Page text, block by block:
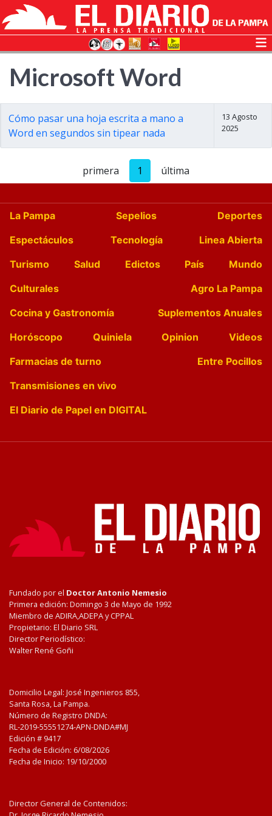
Microsoft Word
Cómo pasar una hoja escrita a mano a
Word en segundos sin tipear nada
13 Agosto
2025
primera 1 última
La Pampa Sepelios
Deportes
Espectáculos
Tecnología
Linea Abierta
Turismo
Salud Edictos País
Mundo
Culturales
Agro La Pampa
Cocina y Gastronomía
Suplementos Anuales
Horóscopo
Quiniela Opinion
Videos
Farmacias de turno
Entre Pocillos
Transmisiones en vivo
El Diario de Papel en DIGITAL
Fundado por el Doctor Antonio Nemesio
Primera edición: Domingo 3 de Mayo de 1992
Miembro de ADIRA,ADEPA y CPPAL
Propietario: El Diario SRL
Director Periodístico:
Walter René Goñi
Domicilio Legal: José Ingenieros 855,
Santa Rosa, La Pampa.
Número de Registro DNDA:
RL-2019-55551274-APN-DNDA#MJ
Edición # 9417
Fecha de Edición: 6/08/2026
Fecha de Inicio: 19/10/2000
Director General de Contenidos: